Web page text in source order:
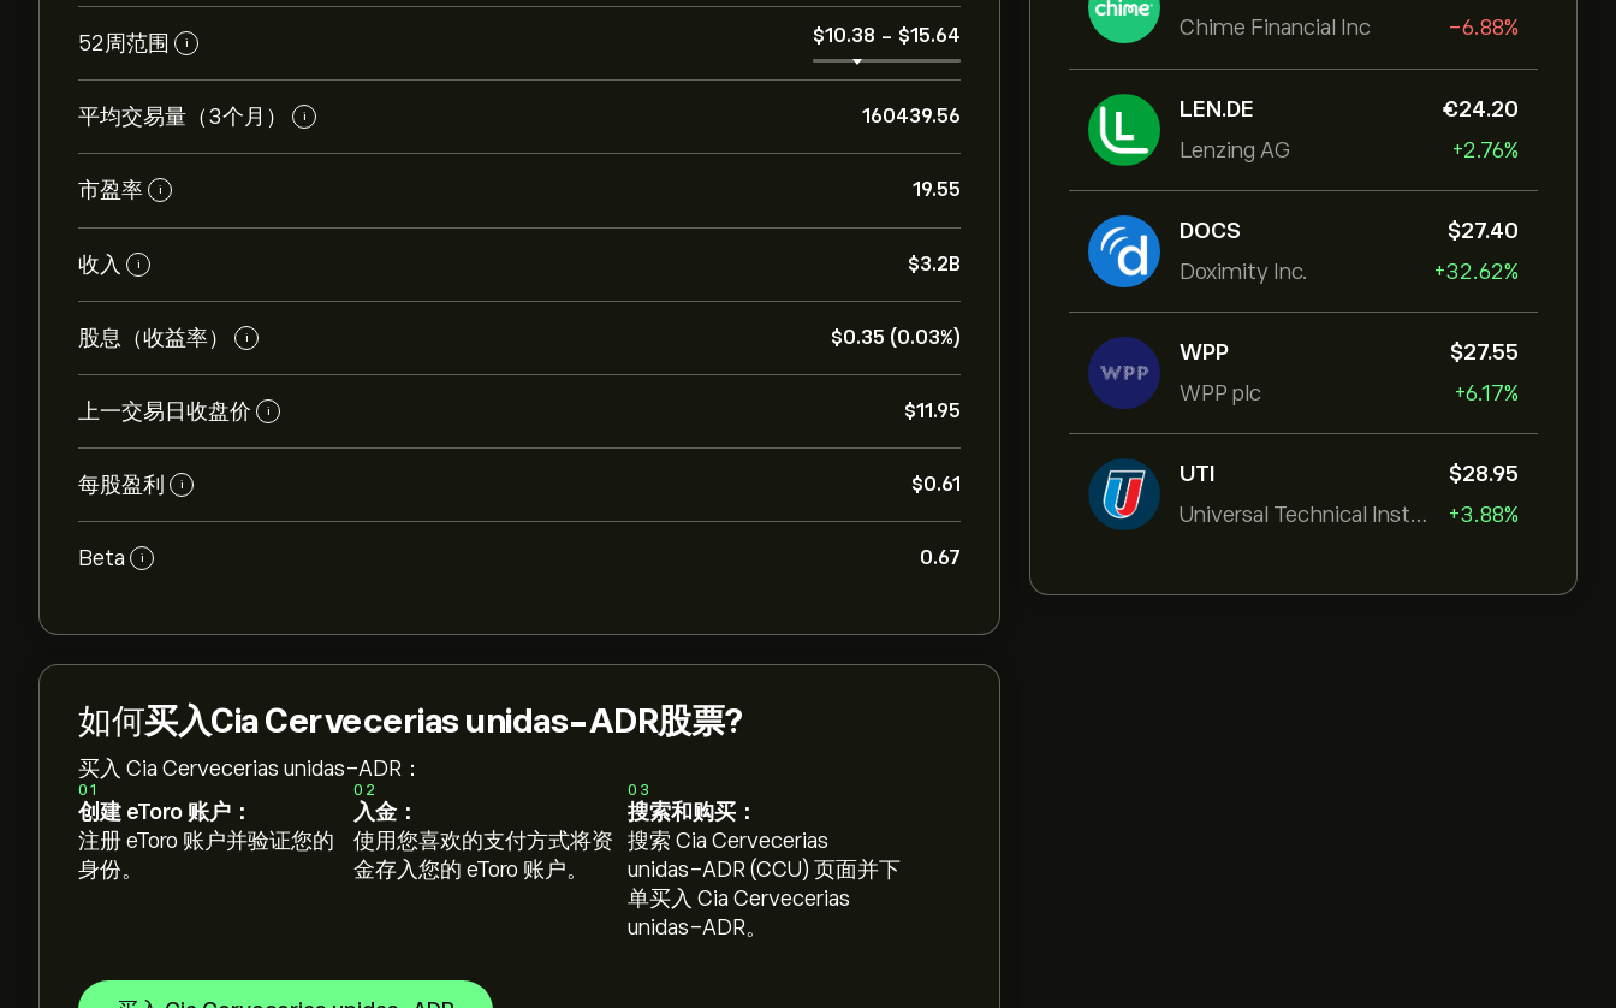
Chime Financial Inc
-6.88%
LEN.DE
Lenzing AG
‎€‎24.20
+2.76%
DOCS
Doximity Inc.
‎$‎27.40
+32.62%
WPP
WPP plc
‎$‎27.55
+6.17%
UTI
Universal Technical Institut
‎$‎28.95
+3.88%
52周范围 i ‎$‎10.38 - ‎$‎15.64
平均交易量（3个月） i 160439.56
市盈率 i 19.55
收入 i ‎$‎3.2B
股息（收益率） i ‎$‎0.35 (0.03%)
上一交易日收盘价 i ‎$‎11.95
每股盈利 i ‎$‎0.61
Beta i 0.67
如何买入Cia Cervecerias unidas-ADR股票?
买入 Cia Cervecerias unidas-ADR：
01
创建 eToro 账户：
注册 eToro 账户并验证您的
身份。
02
入金：
使用您喜欢的支付方式将资
金存入您的 eToro 账户。
03
搜索和购买：
搜索 Cia Cervecerias
unidas-ADR (CCU) 页面并下
单买入 Cia Cervecerias
unidas-ADR。